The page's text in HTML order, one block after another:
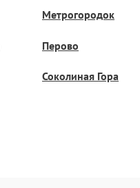
Метрогородок
Перово
Соколиная Гора